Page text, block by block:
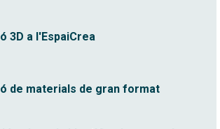
3D a l'EspaiCrea
de materials de gran format